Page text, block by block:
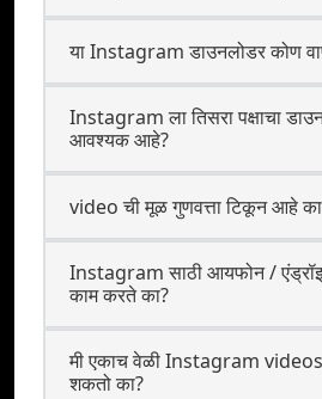
या Instagram डाउनलोडर कोण
Instagram ला तिसरा पक्षाचा
आवश्यक आहे?
video ची मूळ गुणवत्ता टिकून आहे
Instagram साठी आयफोन /
काम करते का?
मी एकाच वेळी Instagram
शकतो का?